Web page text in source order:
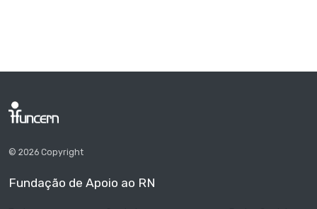
© 2026 Copyright
Fundação de Apoio ao RN